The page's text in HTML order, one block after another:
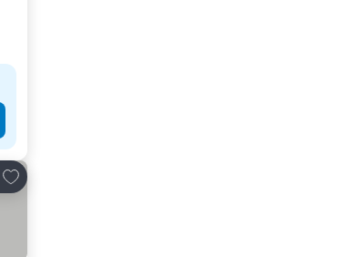
Lisää suosikkeihin